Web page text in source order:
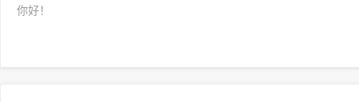
你好！